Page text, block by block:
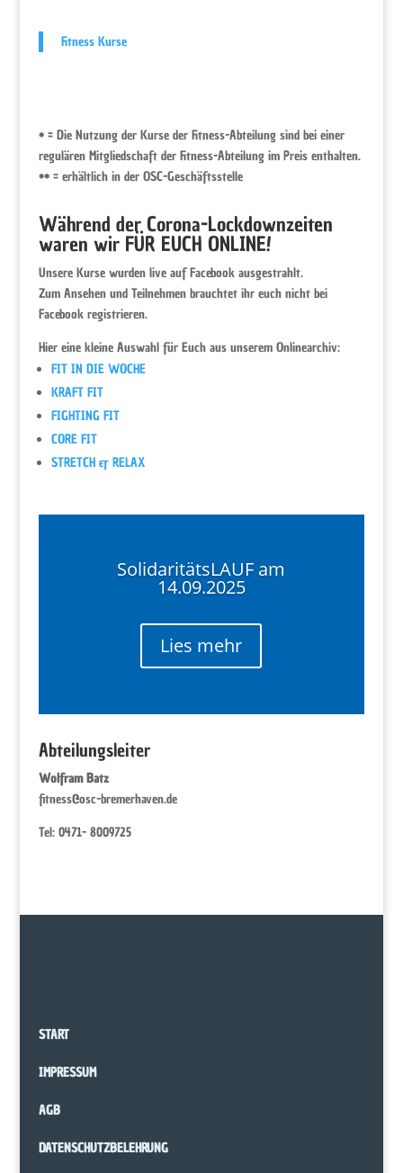
Fitness Kurse
* = Die Nutzung der Kurse der Fitness-Abteilung sind bei einer
regulären Mitgliedschaft der Fitness-Abteilung im Preis enthalten.
** = erhältlich in der OSC-Geschäftsstelle
Während der Corona-Lockdownzeiten
waren wir FÜR EUCH ONLINE!
Unsere Kurse wurden live auf Facebook ausgestrahlt.
Zum Ansehen und Teilnehmen brauchtet ihr euch nicht bei
Facebook registrieren.
Hier eine kleine Auswahl für Euch aus unserem Onlinearchiv:
FIT IN DIE WOCHE
KRAFT FIT
FIGHTING FIT
CORE FIT
STRETCH & RELAX
SolidaritätsLAUF am
14.09.2025
Lies mehr
Abteilungsleiter
Wolfram Batz
fitness@osc-bremerhaven.de
Tel: 0471- 8009725
START
IMPRESSUM
AGB
DATENSCHUTZBELEHRUNG